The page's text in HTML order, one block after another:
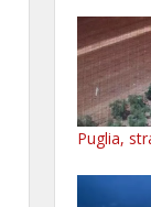
Puglia,